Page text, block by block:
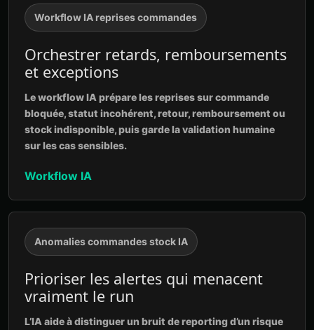
Workflow IA reprises commandes
Orchestrer retards, remboursements
et exceptions
Le workflow IA prépare les reprises sur commande
bloquée, statut incohérent, retour, remboursement ou
stock indisponible, puis garde la validation humaine
sur les cas sensibles.
Workflow IA
Anomalies commandes stock IA
Prioriser les alertes qui menacent
vraiment le run
L’IA aide à distinguer un bruit de reporting d’un risque